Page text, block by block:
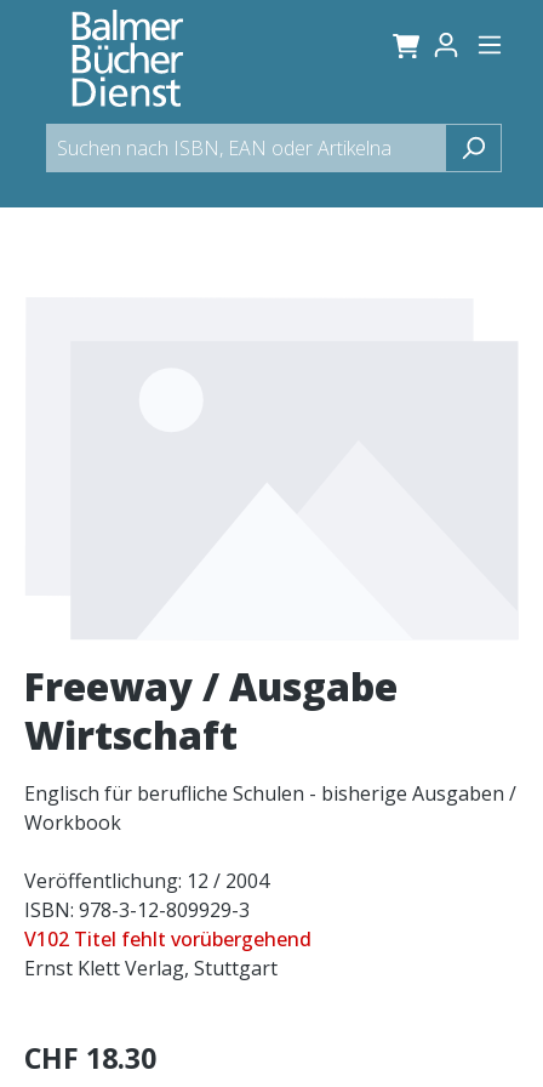
springen
Freeway / Ausgabe
Wirtschaft
Englisch für berufliche Schulen - bisherige Ausgaben /
Workbook
Veröffentlichung: 12 / 2004
ISBN: 978-3-12-809929-3
V102 Titel fehlt vorübergehend
Ernst Klett Verlag, Stuttgart
CHF 18.30